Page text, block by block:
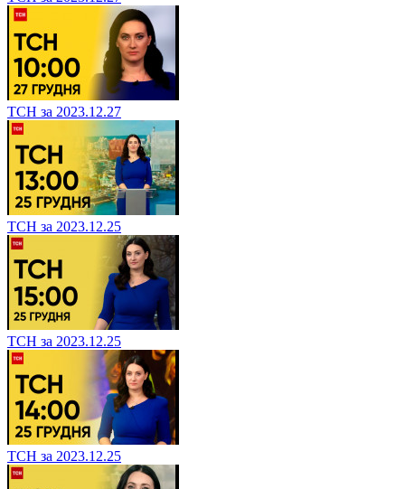
ТСН за 2023.12.27
ТСН за 2023.12.25
ТСН за 2023.12.25
ТСН за 2023.12.25